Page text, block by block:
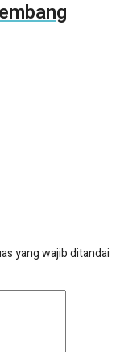
yang wajib ditandai